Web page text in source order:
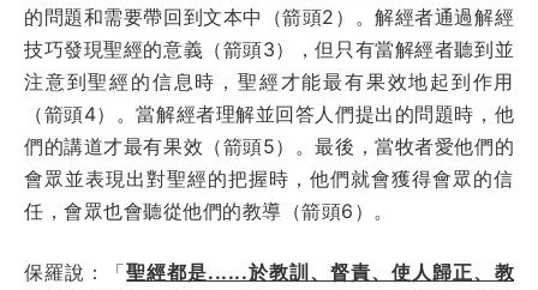
的問題和需要帶回到文本中（箭頭2）。解經者通過解經
技巧發現聖經的意義（箭頭3），但只有當解經者聽到並
注意到聖經的信息時，聖經才能最有果效地起到作用
（箭頭4）。當解經者理解並回答人們提出的問題時，他
們的講道才最有果效（箭頭5）。最後，當牧者愛他們的
會眾並表現出對聖經的把握時，他們就會獲得會眾的信
任，會眾也會聽從他們的教導（箭頭6）。
保羅說：「聖經都是......於教訓、督責、使人歸正、教